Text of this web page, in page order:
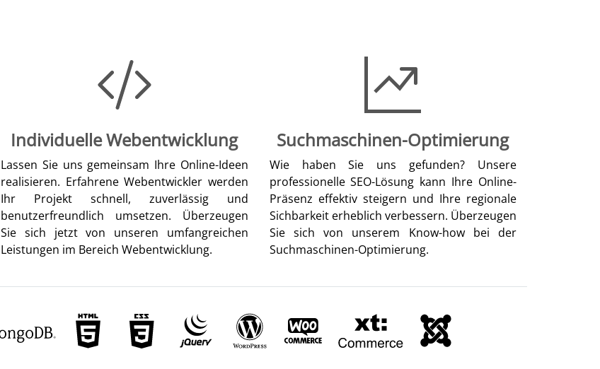
Individuelle Webentwicklung
Lassen Sie uns gemeinsam Ihre Online-Ideen
realisieren. Erfahrene Webentwickler werden
Ihr Projekt schnell, zuverlässig und
benutzerfreundlich umsetzen. Überzeugen
Sie sich jetzt von unseren umfangreichen
Leistungen im Bereich Webentwicklung.
Suchmaschinen-Optimierung
Wie haben Sie uns gefunden? Unsere
professionelle SEO-Lösung kann Ihre Online-
Präsenz effektiv steigern und Ihre regionale
Sichbarkeit erheblich verbessern. Überzeugen
Sie sich von unserem Know-how bei der
Suchmaschinen-Optimierung.